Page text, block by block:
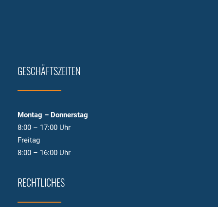
GESCHÄFTSZEITEN
Montag – Donnerstag
8:00 – 17:00 Uhr
Freitag
8:00 – 16:00 Uhr
RECHTLICHES